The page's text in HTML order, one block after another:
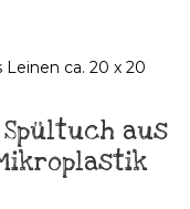
aus